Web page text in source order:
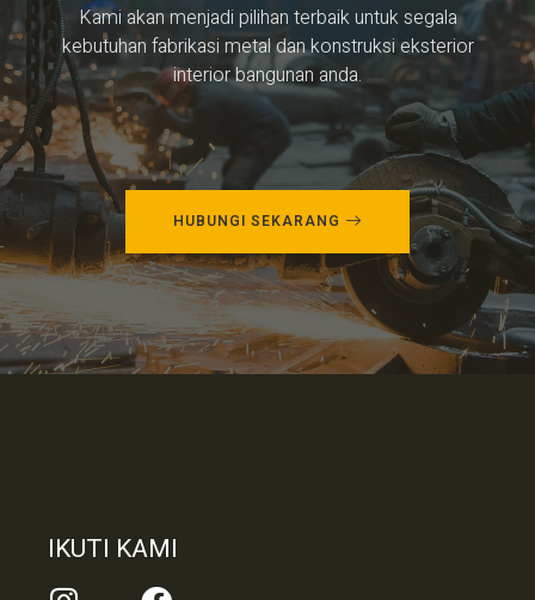
Kami akan menjadi pilihan terbaik untuk segala
kebutuhan fabrikasi metal dan konstruksi eksterior
interior bangunan anda.
HUBUNGI SEKARANG
IKUTI KAMI